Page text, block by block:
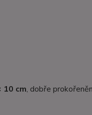
10 cm, dobře